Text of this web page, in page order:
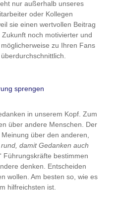
nur außerhalb unseres
oder Kollegen
sie einen wertvollen Beitrag
noch motivierter und
zu Ihren Fans
sprengen
in unserem Kopf. Zum
über andere Menschen. Der
über den anderen,
damit Gedanken auch
Führungskräfte bestimmen
denken. Entscheiden
wollen. Am besten so, wie es
hilfreichsten ist.